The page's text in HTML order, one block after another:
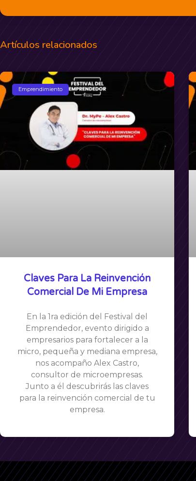
Artículos relacionados
Emprendimiento
Claves Para La Reinvención
Comercial De Mi Empresa
En la 1ra edición del Festival del
Emprendedor, evento dirigido a
empresarios para fortalecer a la
micro, pequeña y mediana empresa,
nos acompaño Alex Castro,
consultor de microempresas.
Junto a él descubrirás las claves
para la reinvención comercial de tu
empresa.